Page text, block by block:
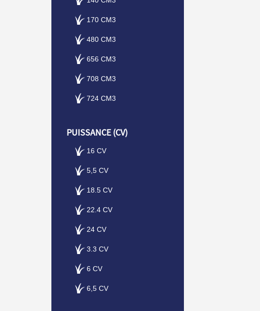
170 CM3
480 CM3
656 CM3
708 CM3
724 CM3
PUISSANCE (CV)
16 CV
5,5 CV
18.5 CV
22.4 CV
24 CV
3.3 CV
6 CV
6,5 CV